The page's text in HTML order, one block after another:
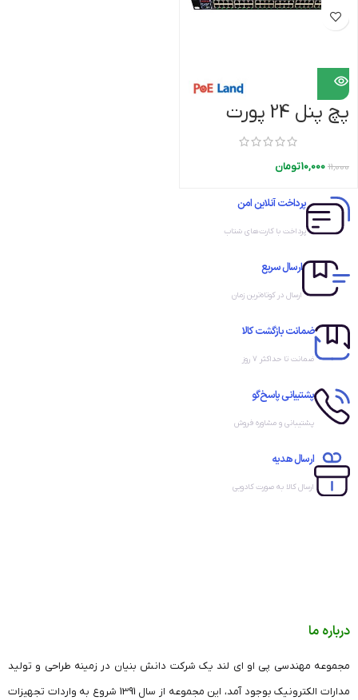
پچ پنل 24 پورت
11,000
10,000تومان
پرداخت آنلاین امن
پرداخت با کارت‌های شتاب
ارسال سریع
ارسال در کوتاه‌ترین زمان
ضمانت بازگشت کالا
ضمانت تا حداکثر ۷ روز
پشتیبانی پاسخ‌گو
پشتیبانی و مشاوره فروش
ارسال هدیه
ارسال کالا به صورت کادویی
درباره ما
مجموعه مهندسی پی او ای لند یک شرکت دانش بنیان در زمینه طراحی و تولید
مدارات الکترونیک بوجود آمد، این مجموعه از سال 1391 شروع به واردات تجهیزات